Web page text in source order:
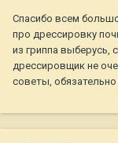
Спасибо всем
про дрессировку
из гриппа выберусь,
дрессировщик не
советы,